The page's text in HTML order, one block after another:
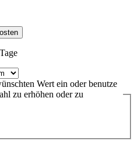
Wert ein oder benutze
zu erhöhen oder zu